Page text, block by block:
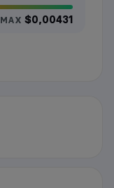
MAX $0,00431